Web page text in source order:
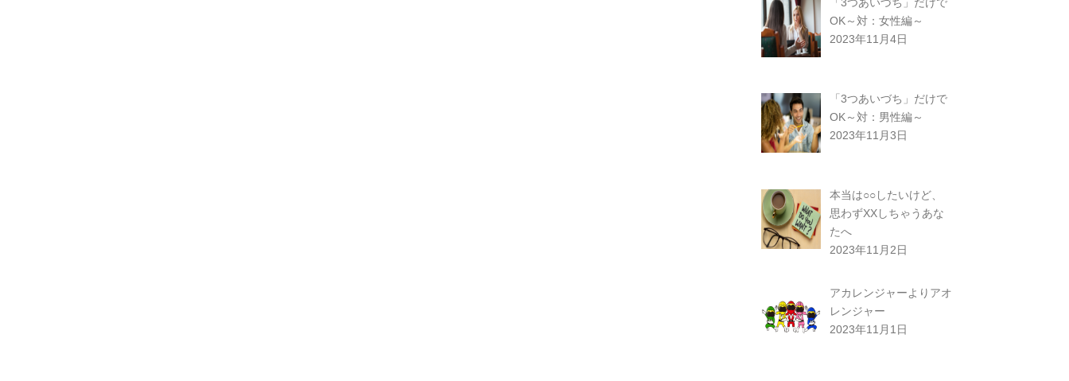
「3つあいづち」だけで
OK～対：女性編～
2023年11月4日
「3つあいづち」だけで
OK～対：男性編～
2023年11月3日
本当は○○したいけど、
思わずXXしちゃうあな
たへ
2023年11月2日
アカレンジャーよりアオ
レンジャー
2023年11月1日